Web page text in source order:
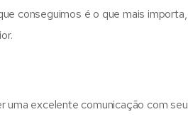
conseguimos é o que mais
uma excelente comunicação com